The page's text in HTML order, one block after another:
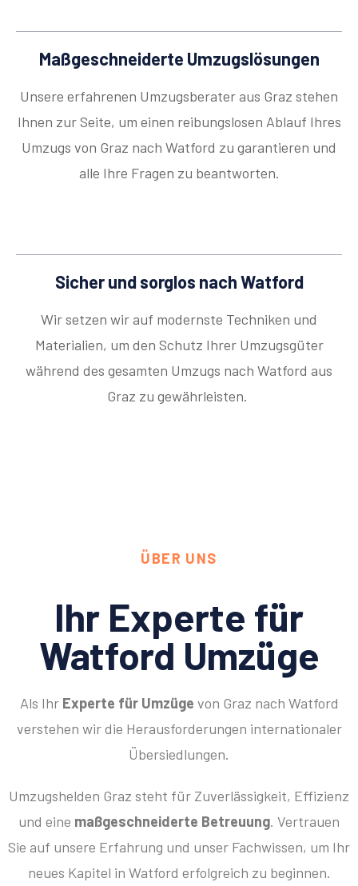
Maßgeschneiderte Umzugslösungen
Unsere erfahrenen Umzugsberater aus Graz stehen
Ihnen zur Seite, um einen reibungslosen Ablauf Ihres
Umzugs von Graz nach Watford zu garantieren und
alle Ihre Fragen zu beantworten.
Sicher und sorglos nach Watford
Wir setzen wir auf modernste Techniken und
Materialien, um den Schutz Ihrer Umzugsgüter
während des gesamten Umzugs nach Watford aus
Graz zu gewährleisten.
ÜBER UNS
Ihr Experte für
Watford Umzüge
Als Ihr Experte für Umzüge von Graz nach Watford
verstehen wir die Herausforderungen internationaler
Übersiedlungen.
Umzugshelden Graz steht für Zuverlässigkeit, Effizienz
und eine maßgeschneiderte Betreuung. Vertrauen
Sie auf unsere Erfahrung und unser Fachwissen, um Ihr
neues Kapitel in Watford erfolgreich zu beginnen.